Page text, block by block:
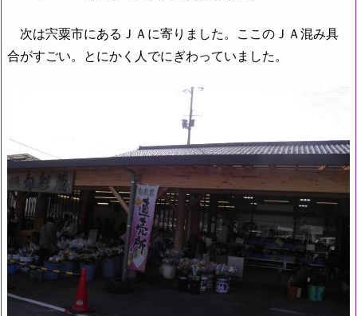
次は宍粟市にあるＪＡに寄りました。ここのＪＡ混み具
合がすごい。とにかく人でにぎわっていました。